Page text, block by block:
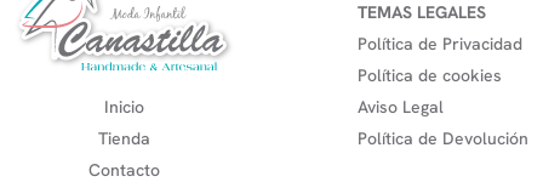
Inicio
Tienda
Contacto
TEMAS LEGALES
Política de Privacidad
Política de cookies
Aviso Legal
Política de Devolución